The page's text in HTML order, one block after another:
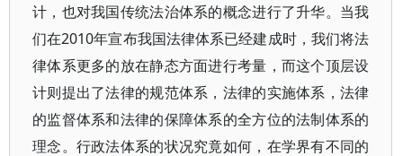
计，也对我国传统法治体系的概念进行了升华。当我
们在2010年宣布我国法律体系已经建成时，我们将法
律体系更多的放在静态方面进行考量，而这个顶层设
计则提出了法律的规范体系，法律的实施体系，法律
的监督体系和法律的保障体系的全方位的法制体系的
理念。行政法体系的状况究竟如何，在学界有不同的